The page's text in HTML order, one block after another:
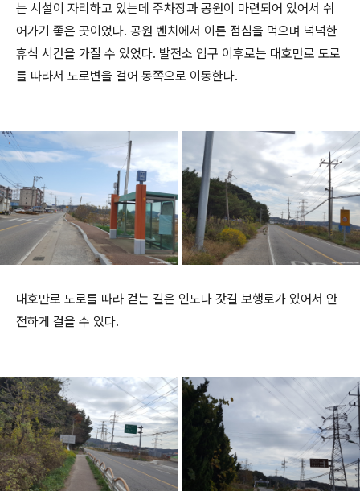
는 시설이 자리하고 있는데 주차장과 공원이 마련되어 있어서 쉬
어가기 좋은 곳이었다. 공원 벤치에서 이른 점심을 먹으며 넉넉한
휴식 시간을 가질 수 있었다. 발전소 입구 이후로는 대호만로 도로
를 따라서 도로변을 걸어 동쪽으로 이동한다.
대호만로 도로를 따라 걷는 길은 인도나 갓길 보행로가 있어서 안
전하게 걸을 수 있다.